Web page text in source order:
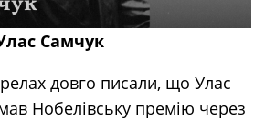
Самчук
довго писали, що Улас
Нобелівську премію через